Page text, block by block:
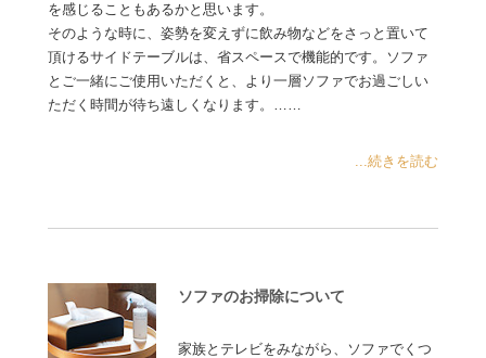
を感じることもあるかと思います。
そのような時に、姿勢を変えずに飲み物などをさっと置いて
頂けるサイドテーブルは、省スペースで機能的です。ソファ
とご一緒にご使用いただくと、より一層ソファでお過ごしい
ただく時間が待ち遠しくなります。……
...続きを読む
ソファのお掃除について
家族とテレビをみながら、ソファでくつ